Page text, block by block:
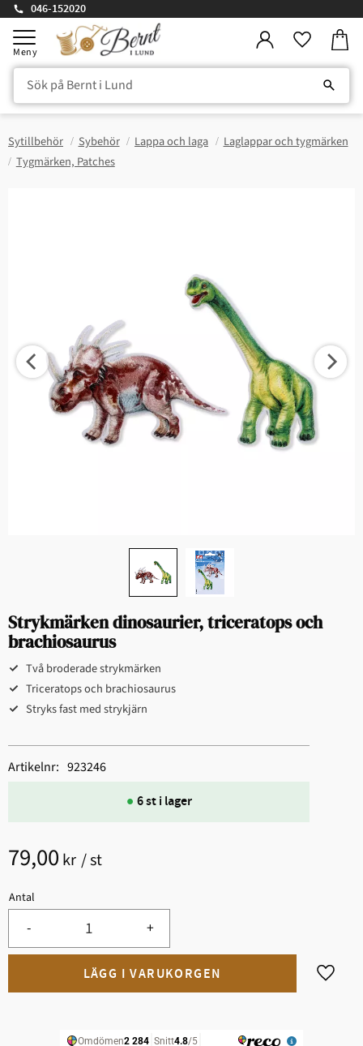
Meny
046-152020
Sytillbehör Sybehör Lappa och laga
Laglappar och tygmärken
Tygmärken, Patches
Strykmärken dinosaurier, triceratops och
brachiosaurus
Två broderade strykmärken
Triceratops och brachiosaurus
Stryks fast med strykjärn
79,00 kr /st
Antal
+
-
Lägg
6 st i lager
Artikelnr 923246